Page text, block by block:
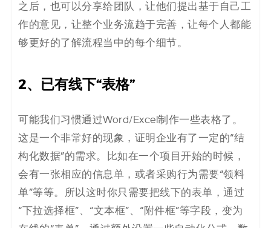
之后，也可以分享给团队，让他们提出基于自己工
作的意见，让整个业务流趋于完善，让每个人都能
够更好的了解流程当中的每个细节。
2、已有线下“表格”
可能我们习惯通过Word/Excel制作一些表格了。
这是一个非常好的现象，证明企业有了一定的“结
构化数据”的需求。比如在一个项目开始的时候，
会有一张相应的信息单，或者采购行为需要“领料
单”等等。所以这时你只需要把线下的表单，通过
“下拉选择框”、“文本框”、“附件框”等字段，变为